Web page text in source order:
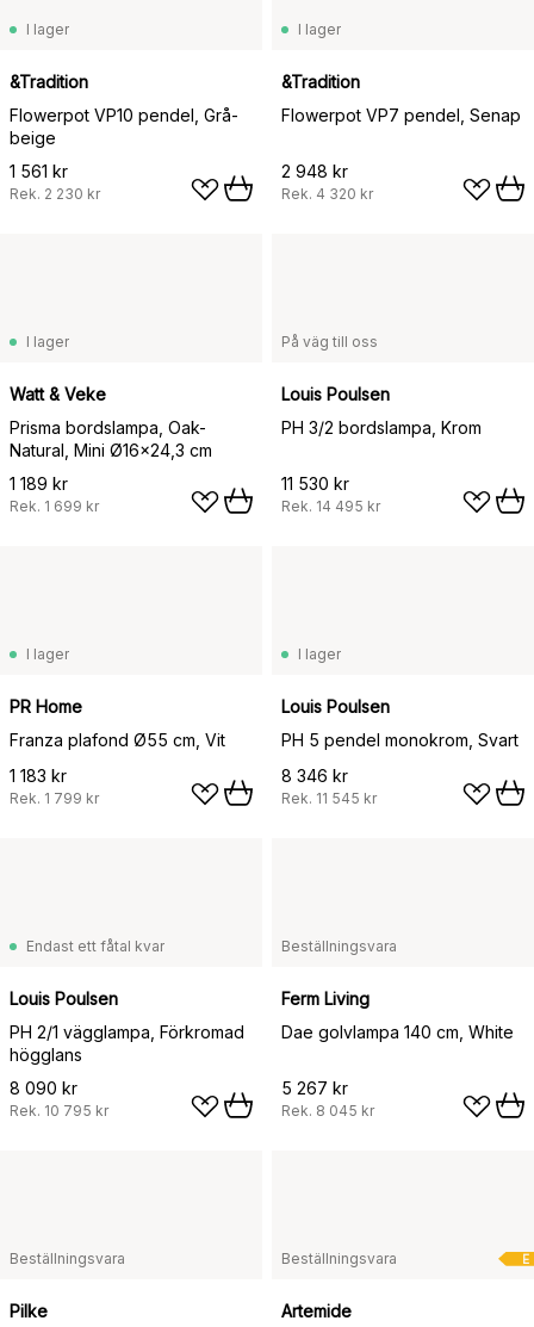
I lager
&Tradition
Flowerpot VP10 pendel, Grå-
beige
1 561 kr
Rek. 2 230 kr
I lager
&Tradition
Flowerpot VP7 pendel, Senap
2 948 kr
Rek. 4 320 kr
I lager
Watt & Veke
Prisma bordslampa, Oak-
Natural, Mini Ø16x24,3 cm
1 189 kr
Rek. 1 699 kr
På väg till oss
Louis Poulsen
PH 3/2 bordslampa, Krom
11 530 kr
Rek. 14 495 kr
I lager
PR Home
Franza plafond Ø55 cm, Vit
1 183 kr
Rek. 1 799 kr
I lager
Louis Poulsen
PH 5 pendel monokrom, Svart
8 346 kr
Rek. 11 545 kr
Endast ett fåtal kvar
Louis Poulsen
PH 2/1 vägglampa, Förkromad
högglans
8 090 kr
Rek. 10 795 kr
Beställningsvara
Ferm Living
Dae golvlampa 140 cm, White
5 267 kr
Rek. 8 045 kr
Beställningsvara
Pilke
E
Beställningsvara
Artemide